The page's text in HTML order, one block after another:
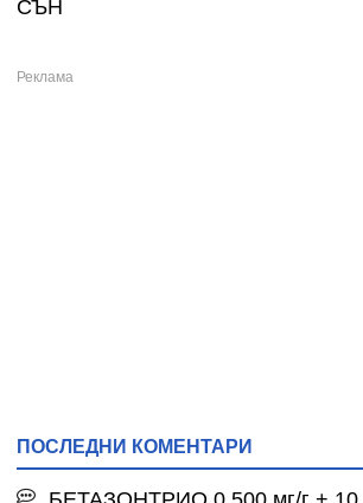
СЪН
ПОСЛЕДНИ КОМЕНТАРИ